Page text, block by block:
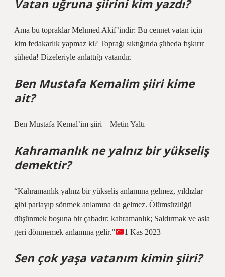
Vatan uğruna şiirini kim yazdı?
Ama bu topraklar Mehmed Akif’indir: Bu cennet vatan için
kim fedakarlık yapmaz ki? Toprağı sıktığında şüheda fışkırır
şüheda! Dizeleriyle anlattığı vatandır.
Ben Mustafa Kemalim şiiri kime
ait?
Ben Mustafa Kemal’im şiiri – Metin Yaltı
Kahramanlık ne yalnız bir yükseliş
demektir?
“Kahramanlık yalnız bir yükseliş anlamına gelmez, yıldızlar
gibi parlayıp sönmek anlamına da gelmez. Ölümsüzlüğü
düşünmek boşuna bir çabadır; kahramanlık; Saldırmak ve asla
geri dönmemek anlamına gelir.”
1 Kas 2023
Sen çok yaşa vatanım kimin şiiri?